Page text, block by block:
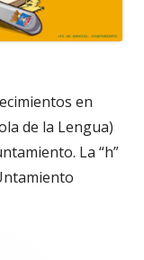
en
de la Lengua)
La “h”
Castrelo.